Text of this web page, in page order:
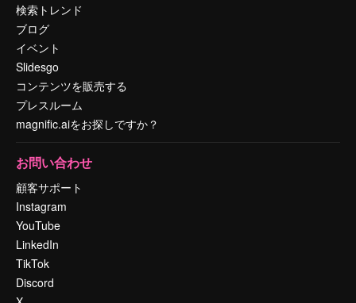
検索トレンド
ブログ
イベント
Slidesgo
コンテンツを販売する
プレスルーム
magnific.aiをお探しですか？
お問い合わせ
顧客サポート
Instagram
YouTube
LinkedIn
TikTok
Discord